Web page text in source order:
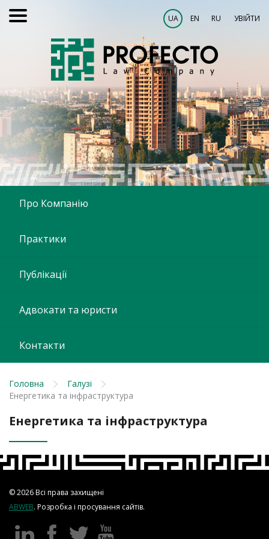
UA EN RU УВІЙТИ
Про Компанію
Практики
Публікації
Адвокати та юристи
Контакти
Головна
Галузі
Енергетика та інфраструктура
Енергетика та інфраструктура
© 2026 Всі права захищені
ABWEB. Розробка і просування сайтів.